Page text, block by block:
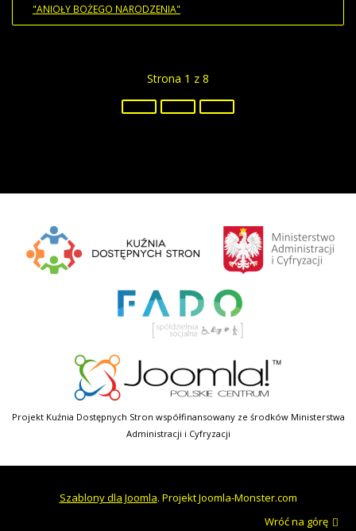
"ANIOŁY BOŻEGO NARODZENIA"
Strona 1 z 8
Projekt Kuźnia Dostępnych Stron współfinansowany ze środków Ministerstwa
Administracji i Cyfryzacji
Szablony dla Joomla. Projekt Joomla-Monster.com
Wróć na górę